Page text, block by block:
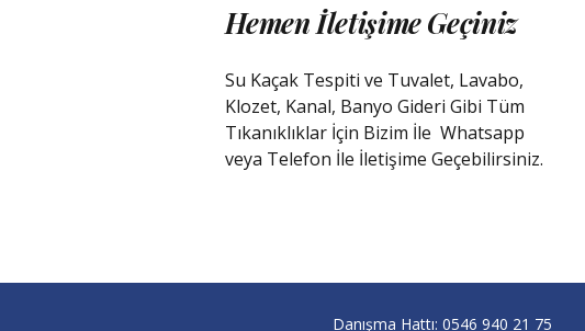
Hemen İletişime Geçiniz
Su Kaçak Tespiti ve Tuvalet, Lavabo,
Klozet, Kanal, Banyo Gideri Gibi Tüm
Tıkanıklıklar İçin Bizim İle Whatsapp
veya Telefon İle İletişime Geçebilirsiniz.
Danışma Hattı: 0546 940 21 75